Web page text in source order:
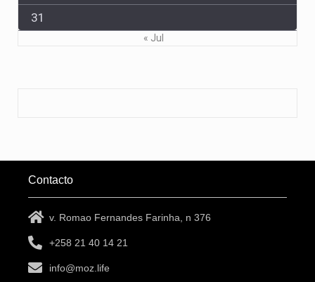
31
« Jul
Contacto
v. Romao Fernandes Farinha, n 376
+258 21 40 14 21
info@moz.life